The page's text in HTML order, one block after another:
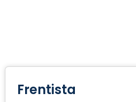
Frentista